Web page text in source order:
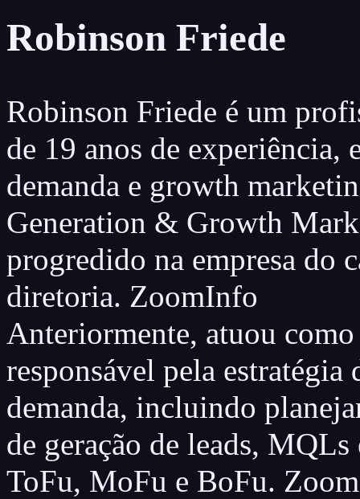
Robinson Friede
Robinson Friede é um
de 19 anos de experiência,
demanda e growth
Generation & Growth
progredido na empresa do
diretoria. ZoomInfo
Anteriormente, atuou
responsável pela estratégia
demanda, incluindo
de geração de leads,
ToFu, MoFu e BoFu.